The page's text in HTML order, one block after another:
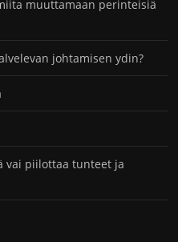
muuttamaan perinteisiä
johtamisen ydin?
vai piilottaa tunteet ja